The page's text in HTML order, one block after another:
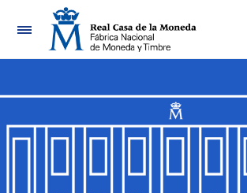
Nabigazioa
Erakutsi/Ezkutatu